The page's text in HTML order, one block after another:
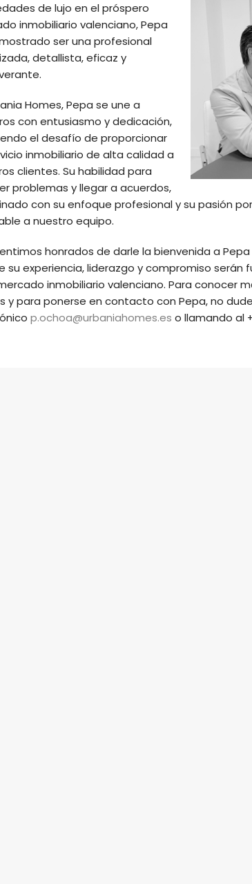
de lujo en el próspero
inmobiliario valenciano, Pepa
ser una profesional
detallista, eficaz y
Homes, Pepa se une a
con entusiasmo y dedicación,
el desafío de proporcionar
inmobiliario de alta calidad a
clientes. Su habilidad para
problemas y llegar a acuerdos,
con su enfoque profesional y su pasión
a nuestro equipo.
honrados de darle la bienvenida a
su experiencia, liderazgo y compromiso
inmobiliario valenciano. Para conocer
y para ponerse en contacto con Pepa, no
p.ochoa@urbaniahomes.es o llamando al